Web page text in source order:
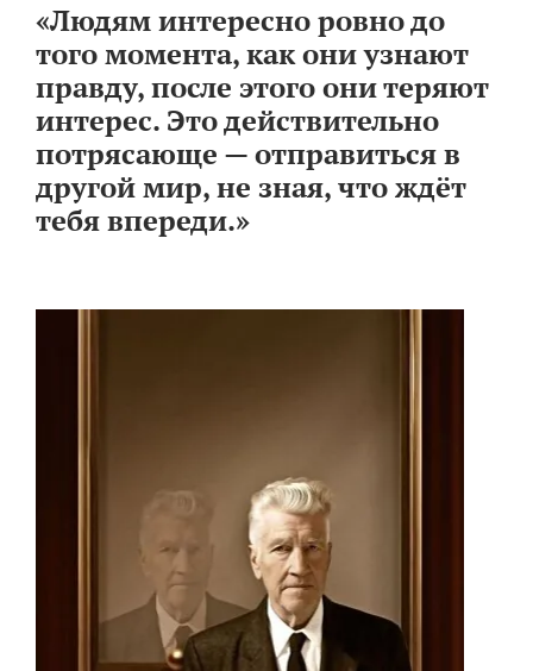
«Людям интересно ровно до
того момента, как они узнают
правду, после этого они теряют
интерес. Это действительно
потрясающе — отправиться в
другой мир, не зная, что ждёт
тебя впереди.»